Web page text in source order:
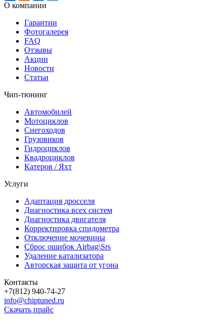
О компании
Гарантии
Фотогалерея
FAQ
Отзывы
Акции
Новости
Статьи
Чип-тюнинг
Автомобилей
Мотоциклов
Снегоходов
Грузовиков
Гидроциклов
Квадроциклов
Катеров / Яхт
Услуги
Адаптация дросселя
Диагностика всех систем
Диагностика двигателя
Корректировка спидометра
Отключение мочевины
Сброс ошибок Airbag\Srs
Удаление катализатора
Авторская защита от угона
Контакты
+7(812) 940-74-27
info@chiptuned.ru
Скачать прайс